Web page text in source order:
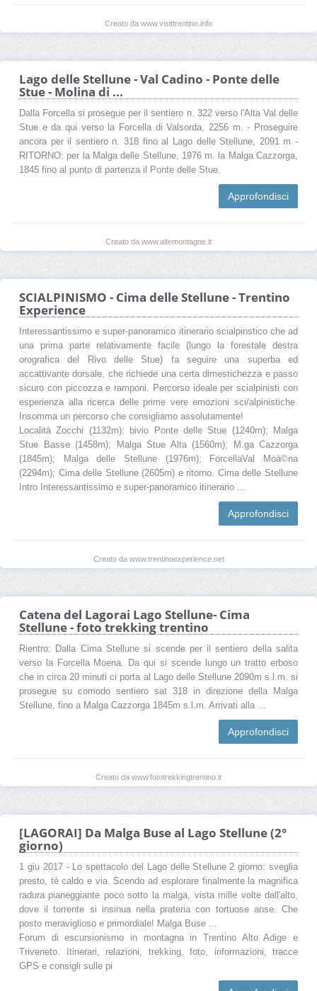
Creato da www.visittrentino.info
Lago delle Stellune - Val Cadino - Ponte delle
Stue - Molina di ...
Dalla Forcella si prosegue per il sentiero n. 322 verso l'Alta Val delle
Stue e da qui verso la Forcella di Valsorda, 2256 m. - Proseguire
ancora per il sentiero n. 318 fino al Lago delle Stellune, 2091 m -
RITORNO: per la Malga delle Stellune, 1976 m. la Malga Cazzorga,
1845 fino al punto di partenza il Ponte delle Stue.
Approfondisci
Creato da www.altemontagne.it
SCIALPINISMO - Cima delle Stellune - Trentino
Experience
Interessantissimo e super-panoramico itinerario scialpinstico che ad
una prima parte relativamente facile (lungo la forestale destra
orografica del Rivo delle Stue) fa seguire una superba ed
accattivante dorsale, che richiede una certa dimestichezza e passo
sicuro con piccozza e ramponi. Percorso ideale per scialpinisti con
esperienza alla ricerca delle prime vere emozioni sci/alpinistiche.
Insomma un percorso che consigliamo assolutamente!
Località Zocchi (1132m); bivio Ponte delle Stue (1240m); Malga
Stue Basse (1458m); Malga Stue Alta (1560m); M.ga Cazzorga
(1845m); Malga delle Stellune (1976m); ForcellaVal Moà©na
(2294m); Cima delle Stellune (2605m) e ritorno. Cima delle Stellune
Intro Interessantissimo e super-panoramico itinerario ...
Approfondisci
Creato da www.trentinoexperience.net
Catena del Lagorai Lago Stellune- Cima
Stellune - foto trekking trentino
Rientro: Dalla Cima Stellune si scende per il sentiero della salita
verso la Forcella Moena. Da qui si scende lungo un tratto erboso
che in circa 20 minuti ci porta al Lago delle Stellune 2090m s.l.m. si
prosegue su comodo sentiero sat 318 in direzione della Malga
Stellune, fino a Malga Cazzorga 1845m s.l.m. Arrivati alla ...
Approfondisci
Creato da www.fototrekkingtrentino.it
[LAGORAI] Da Malga Buse al Lago Stellune (2°
giorno)
1 giu 2017 - Lo spettacolo del Lago delle Stellune 2 giorno: sveglia
presto, tè caldo e via. Scendo ad esplorare finalmente la magnifica
radura pianeggiante poco sotto la malga, vista mille volte dall'alto,
dove il torrente si insinua nella prateria con tortuose anse. Che
posto meraviglioso e primordiale! Malga Buse ...
Forum di escursionismo in montagna in Trentino Alto Adige e
Triveneto. Itinerari, relazioni, trekking, foto, informazioni, tracce
GPS e consigli sulle pi